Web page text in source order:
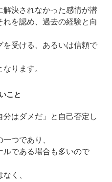
決されなかった感情が潜
を認め、過去の経験と向
を受ける、あるいは信頼で
ります。
こと
はダメだ」と自己否定し
つであり、
ルである場合も多いので
く、